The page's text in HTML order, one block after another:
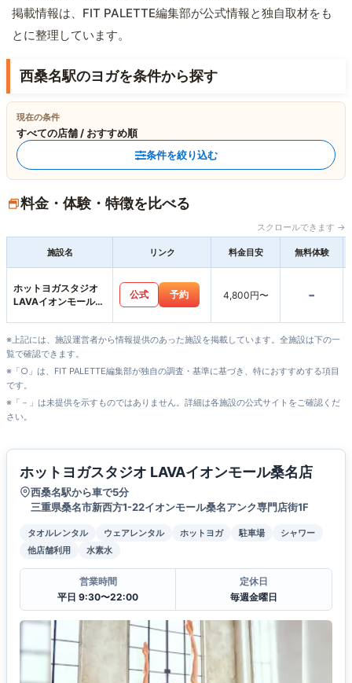
掲載情報は、FIT PALETTE編集部が公式情報と独自取材をも
とに整理しています。
西桑名駅のヨガを条件から探す
現在の条件
すべての店舗 / おすすめ順
条件を絞り込む
料金・体験・特徴を比べる
スクロールできます →
施設名 リンク 料金目安 無料体験
ホットヨガスタジオ
LAVAイオンモール桑
公式 予約 4,800円〜 -
※上記には、施設運営者から情報提供のあった施設を掲載しています。全施設は下の一
覧で確認できます。
※「○」は、FIT PALETTE編集部が独自の調査・基準に基づき、特におすすめする項目
です。
※「－」は未提供を示すものではありません。詳細は各施設の公式サイトをご確認くだ
さい。
ホットヨガスタジオ LAVAイオンモール桑名店
西桑名駅から車で5分
三重県桑名市新西方1-22イオンモール桑名アンク専門店街1F
タオルレンタル ウェアレンタル ホットヨガ 駐車場
シャワー
他店舗利用
水素水
営業時間
平日 9:30〜22:00
定休日
毎週金曜日